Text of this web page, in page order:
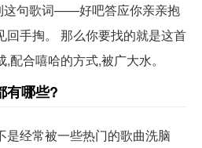
这句歌词——好吧答应你亲亲抱
回手掏。 那么你要找的就是这首
合嘻哈的方式,被广大水。
有哪些?
是经常被一些热门的歌曲洗脑